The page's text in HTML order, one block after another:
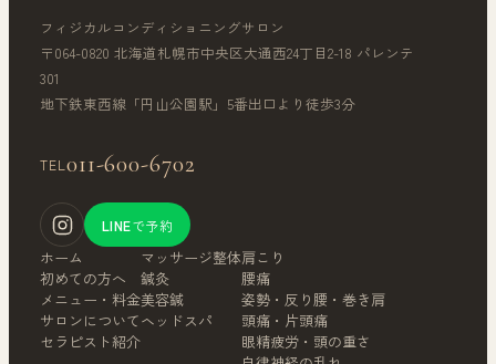
フィジカルコンディショニングサロン
〒064-0820 北海道札幌市中央区大通西24丁目2-18 パレンテ
301
地下鉄東西線「円山公園駅」5番出口より徒歩3分
TEL 011-600-6702
LINEで予約
ホーム
初めての方へ
メニュー・料金
サロンについて
セラピスト紹介
マッサージ整体
鍼灸
美容鍼
ヘッドスパ
肩こり
腰痛
姿勢・反り腰・巻き肩
頭痛・片頭痛
眼精疲労・頭の重さ